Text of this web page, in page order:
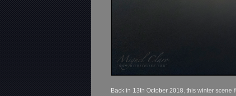
Back in 13th October 2018, this winter